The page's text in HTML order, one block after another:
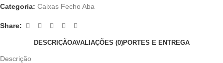
Categoria: Caixas Fecho Aba
Share:
DESCRIÇÃOAVALIAÇÕES (0)PORTES E ENTREGA
Descrição